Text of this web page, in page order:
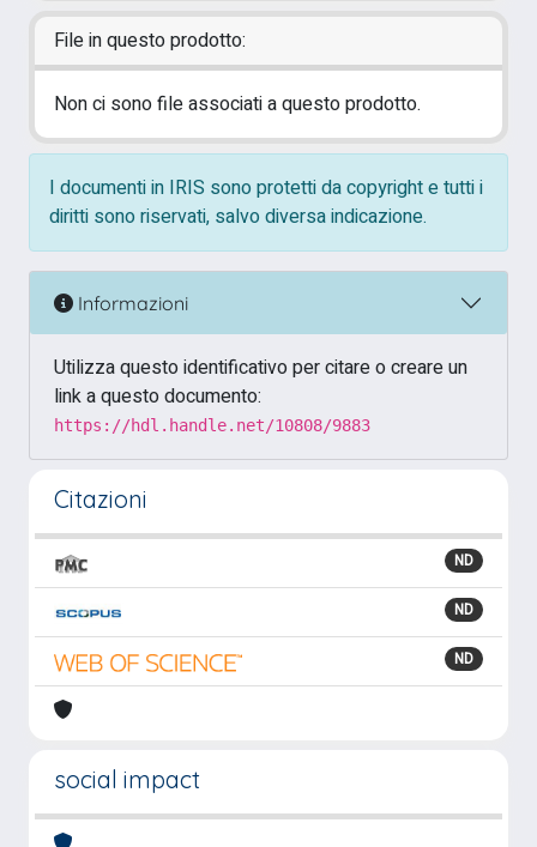
File in questo prodotto:
Non ci sono file associati a questo prodotto.
I documenti in IRIS sono protetti da copyright e tutti i
diritti sono riservati, salvo diversa indicazione.
Informazioni
Utilizza questo identificativo per citare o creare un
link a questo documento:
https://hdl.handle.net/10808/9883
Citazioni
ND
ND
ND
social impact